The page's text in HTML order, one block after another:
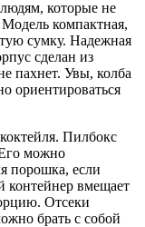
которые не
компактная,
сумку. Надежная
сделан из
пахнет. Увы, колба
ориентироваться
Пилбокс
можно
порошка, если
контейнер вмещает
Отсеки
брать с собой